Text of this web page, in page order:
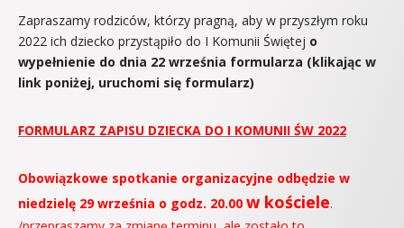
Zapraszamy rodziców, którzy pragną, aby w przyszłym roku
2022 ich dziecko przystąpiło do I Komunii Świętej o
wypełnienie do dnia 22 września formularza (klikając w
link poniżej, uruchomi się formularz)
FORMULARZ ZAPISU DZIECKA DO I KOMUNII ŚW 2022
Obowiązkowe spotkanie organizacyjne odbędzie w
niedzielę 29 września o godz. 20.00 w kościele.